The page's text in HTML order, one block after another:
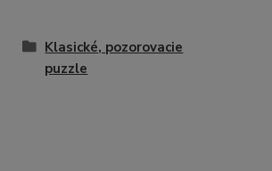
Klasické, pozorovacie
puzzle